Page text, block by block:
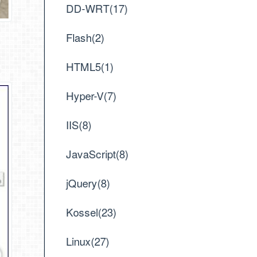
DD-WRT(17)
Flash(2)
HTML5(1)
Hyper-V(7)
IIS(8)
JavaScript(8)
jQuery(8)
Kossel(23)
Linux(27)